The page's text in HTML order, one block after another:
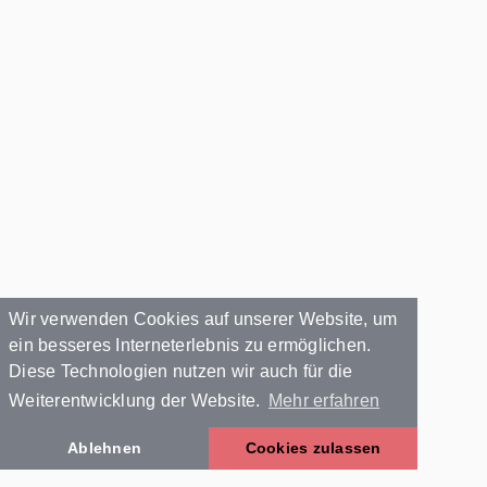
Wir verwenden Cookies auf unserer Website, um
ein besseres Interneterlebnis zu ermöglichen.
Diese Technologien nutzen wir auch für die
Weiterentwicklung der Website.
Mehr erfahren
Ablehnen Cookies zulassen